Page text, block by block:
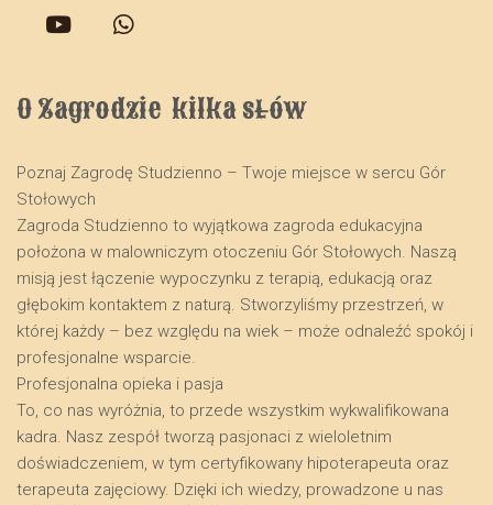
O Zagrodzie  kilka słów
Poznaj Zagrodę Studzienno – Twoje miejsce w sercu Gór
Stołowych
​Zagroda Studzienno to wyjątkowa zagroda edukacyjna
położona w malowniczym otoczeniu Gór Stołowych. Naszą
misją jest łączenie wypoczynku z terapią, edukacją oraz
głębokim kontaktem z naturą. Stworzyliśmy przestrzeń, w
której każdy – bez względu na wiek – może odnaleźć spokój i
profesjonalne wsparcie.
​Profesjonalna opieka i pasja
​To, co nas wyróżnia, to przede wszystkim wykwalifikowana
kadra. Nasz zespół tworzą pasjonaci z wieloletnim
doświadczeniem, w tym certyfikowany hipoterapeuta oraz
terapeuta zajęciowy. Dzięki ich wiedzy, prowadzone u nas